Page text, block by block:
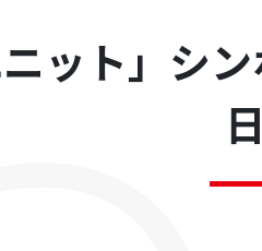
ニット」シ